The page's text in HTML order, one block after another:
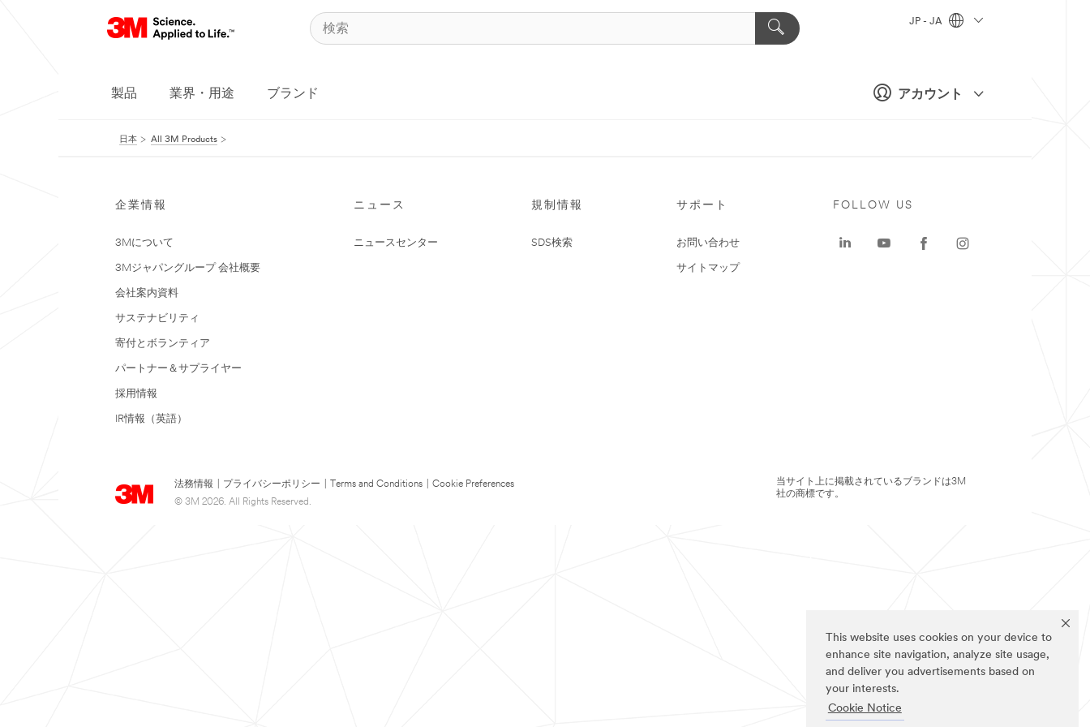
This website uses cookies on your device to
enhance site navigation, analyze site usage,
and deliver you advertisements based on
your interests.
Cookie Notice
アカウント
JP - JA
製品 業界・用途 ブランド
日本 All 3M Products
企業情報
3Mについて
3Mジャパングループ 会社概要
会社案内資料
サステナビリティ
寄付とボランティア
パートナー＆サプライヤー
採用情報
IR情報（英語）
ニュース
ニュースセンター
規制情報
SDS検索
サポート
お問い合わせ
サイトマップ
法務情報 プライバシーポリシー Terms and Conditions
Cookie Preferences
© 3M 2026. All Rights Reserved.
FOLLOW US
当サイト上に掲載されているブランドは3M
社の商標です。